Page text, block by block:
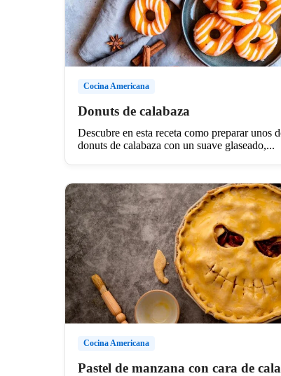
Cocina Americana
Donuts de calabaza
Descubre en esta receta como preparar unos
donuts de calabaza con un suave glaseado,...
Cocina Americana
Pastel de manzana con cara de